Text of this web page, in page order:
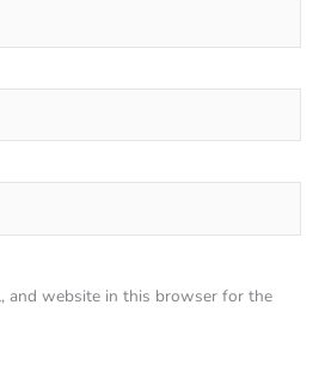
and website in this browser for the